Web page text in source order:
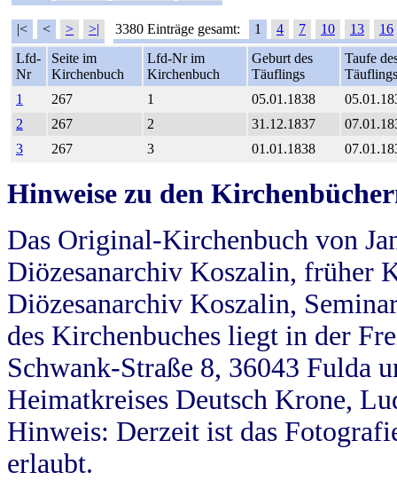
|< < > >| 3380 Einträge gesamt: 1 4 7 10 13
16
Lfd-
Nr
Seite im
Kirchenbuch
Lfd-Nr im
Kirchenbuch
Geburt des
Täuflings
Taufe
Täuflings
1
267 1 05.01.1838
2
267 2 31.12.1837
3
267 3 01.01.1838
Hinweise zu den
Das Original-Kirchenbuch von
Diözesanarchiv Koszalin, früher
Diözesanarchiv Koszalin,
des Kirchenbuches liegt in der
Schwank-Straße 8, 36043 Fulda
Heimatkreises Deutsch Krone,
Hinweis: Derzeit ist das
erlaubt.